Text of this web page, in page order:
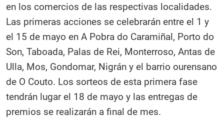
en los comercios de las respectivas localidades.
Las primeras acciones se celebrarán entre el 1 y
el 15 de mayo en A Pobra do Caramiñal, Porto do
Son, Taboada, Palas de Rei, Monterroso, Antas de
Ulla, Mos, Gondomar, Nigrán y el barrio ourensano
de O Couto. Los sorteos de esta primera fase
tendrán lugar el 18 de mayo y las entregas de
premios se realizarán a final de mes.